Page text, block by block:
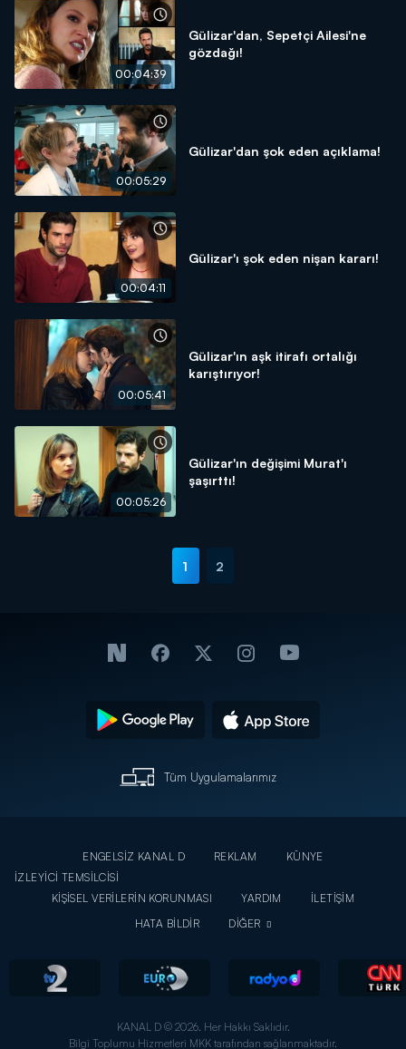
00:04:39
Gülizar'dan, Sepetçi Ailesi'ne
gözdağı!
00:05:29
Gülizar'dan şok eden açıklama!
00:04:11
Gülizar'ı şok eden nişan kararı!
00:05:41
Gülizar'ın aşk itirafı ortalığı
karıştırıyor!
00:05:26
Gülizar'ın değişimi Murat'ı
şaşırttı!
1 2
Tüm Uygulamalarımız
ENGELSİZ KANAL D REKLAM
KÜNYE
İZLEYİCİ TEMSİLCİSİ
KİŞİSEL VERİLERİN KORUNMASI
YARDIM
İLETİŞİM
HATA BİLDİR
DİĞER
KANAL D © 2026. Her Hakkı Saklıdır.
Bilgi Toplumu Hizmetleri MKK tarafından sağlanmaktadır.